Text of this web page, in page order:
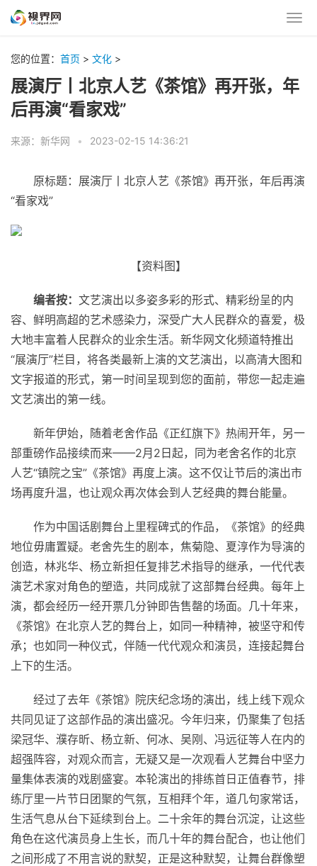
您的位置： 首页 > 文化 >
展演厅丨北京人艺《茶馆》再开张，年
后再演“看家戏”
来源：新华网 • 2023-02-15 14:36:21
原标题：展演厅丨北京人艺《茶馆》再开张，年后再演
“看家戏”
【资料图】
编者按： 文艺演出以多姿多彩的形式、精彩纷呈的内
容、鲜明高超的艺术感染力，深受广大人民群众的喜爱，极
大地丰富着人民群众的业余生活。新华网文化频道特推出
“展演厅”栏目，将各类最新上演的文艺演出，以高清大图和
文字报道的形式，第一时间呈现到您的面前，带您一起走遍
文艺演出的第一线。
新年伊始，随着老舍作品《正红旗下》热闹开年，另一
部重磅作品接续而来——2月2日起，同为老舍名作的北京
人艺“镇院之宝”《茶馆》再度上演。这不仅让节后的演出市
场再度升温，也让观众再次体会到人艺经典的舞台能量。
作为中国话剧舞台上里程碑式的作品，《茶馆》的经典
地位毋庸置疑。老舍先生的剧本，焦菊隐、夏淳作为导演的
创造，林兆华、杨立新担任复排艺术指导的继承，一代代表
演艺术家对角色的塑造，共同成就了这部舞台经典。每年上
演，都会经历一经开票几分钟即告售罄的场面。几十年来，
《茶馆》在北京人艺的舞台上，如同一种精神，被坚守和传
承；也如同一种仪式，伴随一代代观众和演员，连接起舞台
上下的生活。
经过了去年《茶馆》院庆纪念场的演出，线上线下观众
共同见证了这部作品的演出盛况。今年归来，仍聚集了包括
梁冠华、濮存昕、杨立新、何冰、吴刚、冯远征等人在内的
超强阵容，对观众而言，无疑又是一次观看人艺舞台中坚力
量集体表演的戏剧盛宴。本轮演出的排练首日正值春节，排
练厅里一片节日团聚的气氛，互相拜个年，道几句家常话，
生活气息从台下延续到台上。二十余年的舞台沉淀，让这些
角色在这代演员身上生长，而几十年的舞台配合，也让他们
之间形成了不用言说的默契，正是这种默契，让舞台群像塑